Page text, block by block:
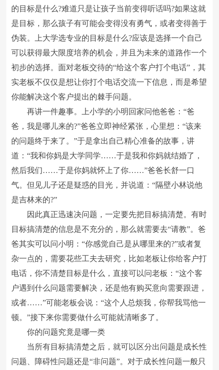
的目标是什么?难道只是让孩子当前变得听话吗?如果这就
是目标，那么孩子有可能会变得没有勇气，或者变得善于
伪装。上大学选专业的目标是什么?应该是选择一个自己
可以获得最大限度培养的机会，并且为未来的道路作一个
初步的选择。面对老板交待的“给这个客户打个电话”，其
实老板不仅仅是想让你打个电话交流一下信息，而是希望
你能解决这个客户提出的棘手问题。
再讲一件趣事。上小学的小明回家问他爸爸：“爸
爸，我是哪儿来的?”爸爸立即神经紧张，心里想：“该来
的问题终于来了。”于是拿出自己精心准备的故事，讲
道：“我和你妈是大学同学……于是我和你妈就结婚了，
然后我们……于是你妈就怀上了你……”爸爸长舒一口
气。但见儿子还是疑惑的目光，并说道：“隔壁小林说他
是吉林来的?”
因此真正迅速决问题，一定要先把目标搞清楚。有时
目标搞清楚的信息是不充分的，那么就需要去“请教”。爸
爸其实可以问小明：“你感觉自己是从哪里来的?”或者复
杂一点的，需要花些工夫去研究，比如老板让你给客户打
电话，你不清楚目标是什么，直接可以问老板：“这个客
户遇到什么问题需要解决，还是他有购买意向需要跟进，
或者……”可能老板会说：“这个人总烦我，你帮我骂他一
顿。”接下来你需要做什么可能就清晰多了。
你的问题究竟是哪一类
当所有目标搞清楚之后，就可以区分出问题是成长性
问题、障碍性问题还是“非问题”。对于成长性问题一般只